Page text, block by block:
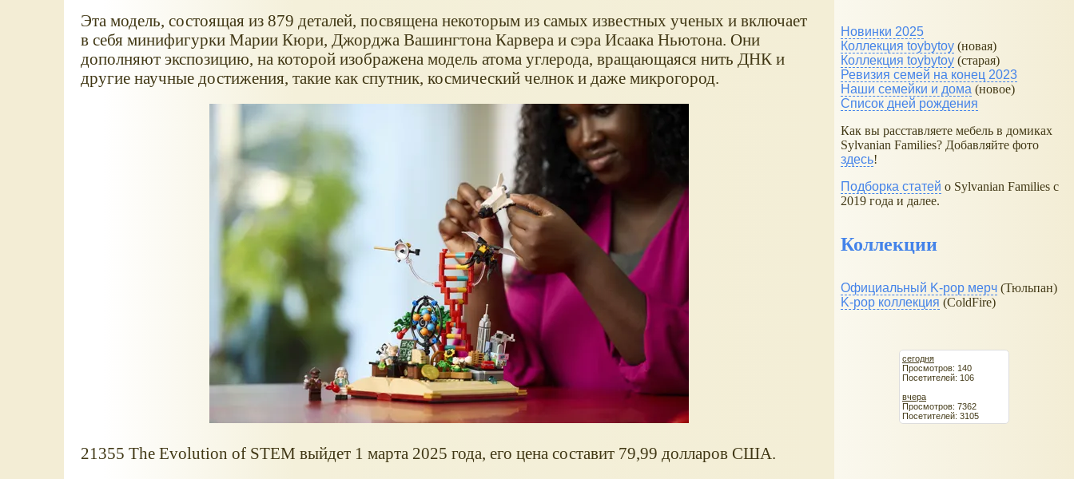
Эта модель, состоящая из 879 деталей, посвящена некоторым из самых известных ученых и включает
в себя минифигурки Марии Кюри, Джорджа Вашингтона Карвера и сэра Исаака Ньютона. Они
дополняют экспозицию, на которой изображена модель атома углерода, вращающаяся нить ДНК и
другие научные достижения, такие как спутник, космический челнок и даже микрогород.
21355 The Evolution of STEM выйдет 1 марта 2025 года, его цена составит 79,99 долларов США.
Новинки 2025
Коллекция toybytoy (новая)
Коллекция toybytoy (старая)
Ревизия семей на конец 2023
Наши семейки и дома (новое)
Список дней рождения
Как вы расставляете мебель в домиках
Sylvanian Families? Добавляйте фото
здесь!
Подборка статей о Sylvanian Families с
2019 года и далее.
Коллекции
Официальный K-pop мерч (Тюльпан)
K-pop коллекция (ColdFire)
сегодня
Просмотров: 140
Посетителей: 106
вчера
Просмотров: 7362
Посетителей: 3105